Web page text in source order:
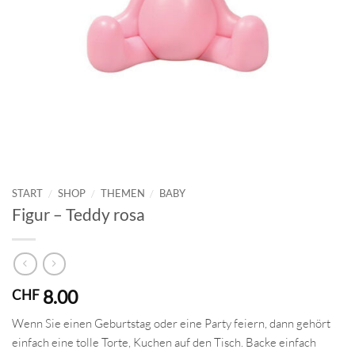
START / SHOP / THEMEN / BABY
Figur – Teddy rosa
CHF 8.00
Wenn Sie einen Geburtstag oder eine Party feiern, dann gehört
einfach eine tolle Torte, Kuchen auf den Tisch. Backe einfach